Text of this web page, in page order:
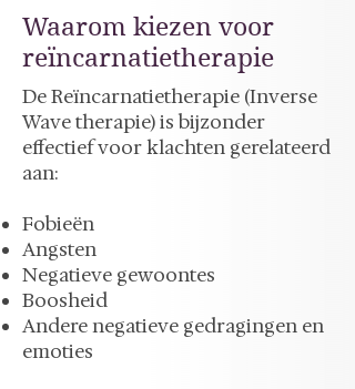
Waarom kiezen voor
reïncarnatietherapie
De Reïncarnatietherapie (Inverse
Wave therapie) is bijzonder
effectief voor klachten gerelateerd
aan:
Fobieën
Angsten
Negatieve gewoontes
Boosheid
Andere negatieve gedragingen en
emoties